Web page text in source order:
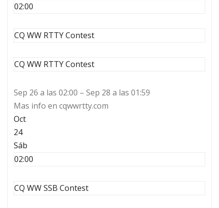
02:00
CQ WW RTTY Contest
CQ WW RTTY Contest
Sep 26 a las 02:00 – Sep 28 a las 01:59
Mas info en cqwwrtty.com
Oct
24
Sáb
02:00
CQ WW SSB Contest